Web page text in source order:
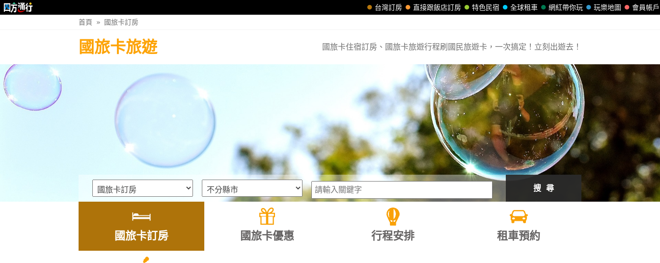
會員帳戶
玩樂地圖
網紅帶你玩
全球租車
特色民宿
直接跟飯店訂房
台灣訂房
首頁 » 國旅卡訂房
國旅卡旅遊 國旅卡住宿訂房、國旅卡旅遊行程刷國民旅遊卡，一次搞定！立刻出遊去！
搜 尋
國旅卡訂房 國旅卡優惠 行程安排 租車預約